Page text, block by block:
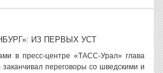
ИЗ ПЕРВЫХ УСТ
в пресс-центре «ТАСС-Урал» глава
переговоры со шведскими и